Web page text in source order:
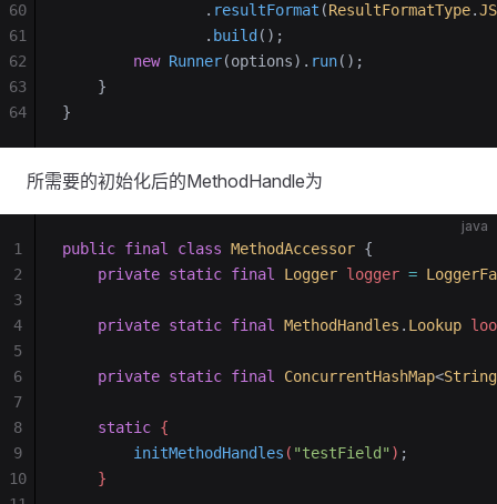
                .
resultFormat (ResultFormatType.
                .
build ();
        new
Runner(options). run();
    }
}
60
61
62
63
64
所需要的初始化后的MethodHandle为
java
public final class MethodAccessor {
    private
static final Logger logger =
    private
static final MethodHandles . Lookup
    private
static final ConcurrentHashMap<String
    static
{
        initMethodHandles
( "testField" ) ;
    }
1
2
3
4
5
6
7
8
9
10